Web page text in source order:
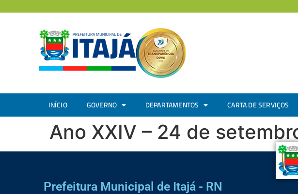
INÍCIO GOVERNO DEPARTAMENTOS CARTA DE SERVIÇOS
Ano XXIV – 24 de
Prefeitura Municipal de Itajá - RN